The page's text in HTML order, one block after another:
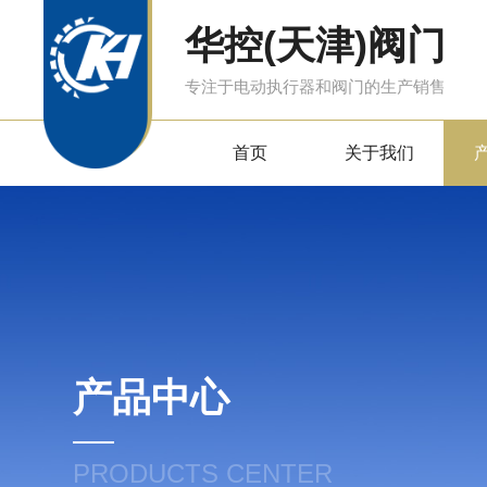
华控(天津)阀门
专注于电动执行器和阀门的生产销售
首页 关于我们
产品中心
PRODUCTS CENTER